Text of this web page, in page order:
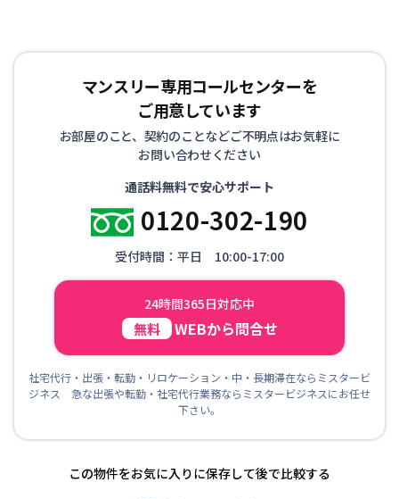
マンスリー専用コールセンターを
ご用意しています
お部屋のこと、契約のことなどご不明点はお気軽に
お問い合わせください
通話料無料で安心サポート
0120-302-190
受付時間：平日 10:00-17:00
24時間365日対応中
無料 WEBから問合せ
社宅代行・出張・転勤・リロケーション・中・長期滞在ならミスタービ
ジネス 急な出張や転勤・社宅代行業務ならミスタービジネスにお任せ
下さい。
この物件をお気に入りに保存して後で比較する